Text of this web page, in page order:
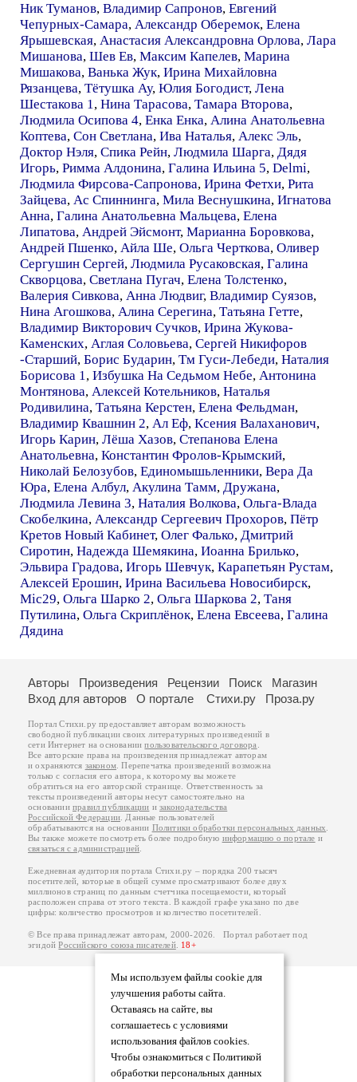
Ник Туманов, Владимир Сапронов, Евгений
Чепурных-Самара, Александр Оберемок, Елена
Ярышевская, Анастасия Александровна Орлова, Лара
Мишанова, Шев Ев, Максим Капелев, Марина
Мишакова, Ванька Жук, Ирина Михайловна
Рязанцева, Тётушка Ау, Юлия Богодист, Лена
Шестакова 1, Нина Тарасова, Тамара Второва,
Людмила Осипова 4, Енка Енка, Алина Анатольевна
Коптева, Сон Светлана, Ива Наталья, Алекс Эль,
Доктор Нэля, Спика Рейн, Людмила Шарга, Дядя
Игорь, Римма Алдонина, Галина Ильина 5, Delmi,
Людмила Фирсова-Сапронова, Ирина Фетхи, Рита
Зайцева, Ас Спиннинга, Мила Веснушкина, Игнатова
Анна, Галина Анатольевна Мальцева, Елена
Липатова, Андрей Эйсмонт, Марианна Боровкова,
Андрей Пшенко, Айла Ше, Ольга Черткова, Оливер
Сергушин Сергей, Людмила Русаковская, Галина
Скворцова, Светлана Пугач, Елена Толстенко,
Валерия Сивкова, Анна Людвиг, Владимир Суязов,
Нина Агошкова, Алина Серегина, Татьяна Гетте,
Владимир Викторович Сучков, Ирина Жукова-
Каменских, Аглая Соловьева, Сергей Никифоров
-Старший, Борис Бударин, Тм Гуси-Лебеди, Наталия
Борисова 1, Избушка На Седьмом Небе, Антонина
Монтянова, Алексей Котельников, Наталья
Родивилина, Татьяна Керстен, Елена Фельдман,
Владимир Квашнин 2, Ал Еф, Ксения Валаханович,
Игорь Карин, Лёша Хазов, Степанова Елена
Анатольевна, Константин Фролов-Крымский,
Николай Белозубов, Единомышьленники, Вера Да
Юра, Елена Албул, Акулина Тамм, Дружана,
Людмила Левина 3, Наталия Волкова, Ольга-Влада
Скобелкина, Александр Сергеевич Прохоров, Пётр
Кретов Новый Кабинет, Олег Фалько, Дмитрий
Сиротин, Надежда Шемякина, Иоанна Брилько,
Эльвира Градова, Игорь Шевчук, Карапетьян Рустам,
Алексей Ерошин, Ирина Васильева Новосибирск,
Mic29, Ольга Шарко 2, Ольга Шаркова 2, Таня
Путилина, Ольга Скриплёнок, Елена Евсеева, Галина
Дядина
Мы используем файлы cookie для
улучшения работы сайта.
Оставаясь на сайте, вы
соглашаетесь с условиями
использования файлов cookies.
Чтобы ознакомиться с Политикой
обработки персональных данных
Авторы Произведения Рецензии Поиск
Магазин
Вход для авторов
О портале Стихи.ру Проза.ру
Портал Стихи.ру предоставляет авторам возможность
свободной публикации своих литературных произведений в
сети Интернет на основаниипользовательского договора
Все авторские права на произведения принадлежат авторам
и охраняются законом . Перепечатка произведений возможна
только с согласия его автора, к которому вы можете
обратиться на его авторской странице. Ответственность за
тексты произведений авторы несут самостоятельно на
основанииправил публикации изаконодательства
Российской Федерации . Данные пользователей
обрабатываются на основании Политики обработки персональных данных
Вы также можете посмотреть более подробную информацию о портале и
связаться с администрацией
Ежедневная аудитория портала Стихи.ру – порядка 200 тысяч
посетителей, которые в общей сумме просматривают более двух
миллионов страниц по данным счетчика посещаемости, который
расположен справа от этого текста. В каждой графе указано по две
цифры: количество просмотров и количество посетителей.
© Все права принадлежат авторам, 2000-2026. Портал работает под
эгидойРоссийского союза писателей. 18+